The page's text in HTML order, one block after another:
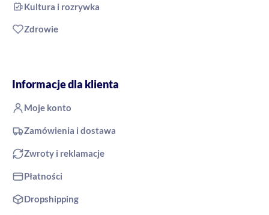
Kultura i rozrywka
Zdrowie
Informacje dla klienta
Moje konto
Zamówienia i dostawa
Zwroty i reklamacje
Płatności
Dropshipping